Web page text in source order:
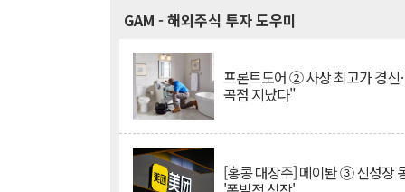
GAM - 해외주식 투자 도우미
프론트도어 ② 사상 최고가 경
곡점 지났다"
[홍콩 대장주] 메이퇀 ③ 신성장